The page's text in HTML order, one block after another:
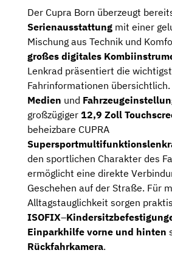
Der Cupra Born überzeugt
Serienausstattung mit einer
Mischung aus Technik und
großes digitales
Lenkrad präsentiert die
Fahrinformationen übersichtlich.
Medien und
großzügiger 12,9 Zoll
beheizbare CUPRA
den sportlichen Charakter des
ermöglicht eine direkte
Geschehen auf der Straße. Für
Alltagstauglichkeit sorgen
ISOFIX–
Einparkhilfe vorne und hinten
Rückfahrkamera.